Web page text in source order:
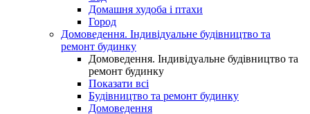
Домашня худоба і птахи
Город
Домоведення. Індивідуальне будівництво та
ремонт будинку
Домоведення. Індивідуальне будівництво та
ремонт будинку
Показати всі
Будівництво та ремонт будинку
Домоведення